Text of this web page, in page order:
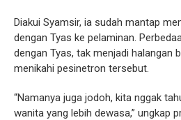
Diakui Syamsir, ia sudah mantap
dengan Tyas ke pelaminan.
dengan Tyas, tak menjadi halangan
menikahi pesinetron tersebut.
“Namanya juga jodoh, kita nggak
wanita yang lebih dewasa,” ungkap